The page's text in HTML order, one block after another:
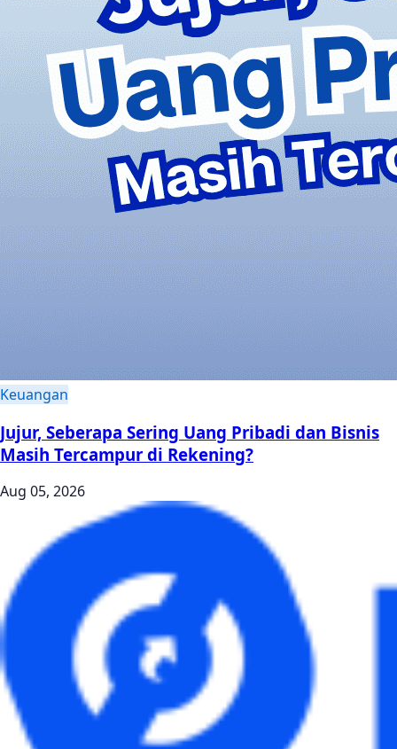
Keuangan
Jujur, Seberapa Sering Uang Pribadi dan Bisnis
Masih Tercampur di Rekening?
Aug 05, 2026